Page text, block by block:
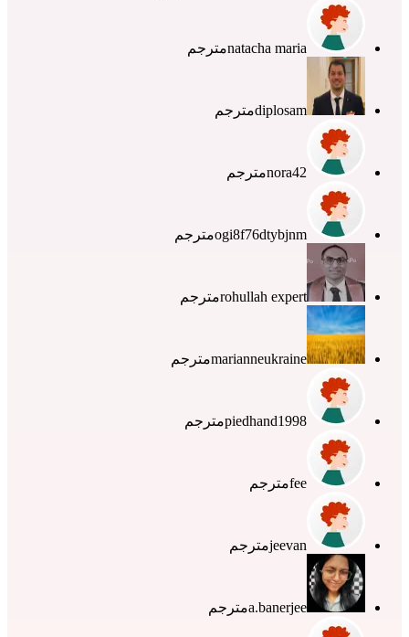
natacha mariaمترجم
diplosamمترجم
nora42مترجم
ogi8f76dtybjnmمترجم
rohullah expertمترجم
marianneukraineمترجم
piedhand1998مترجم
feeمترجم
jeevanمترجم
a.banerjeeمترجم